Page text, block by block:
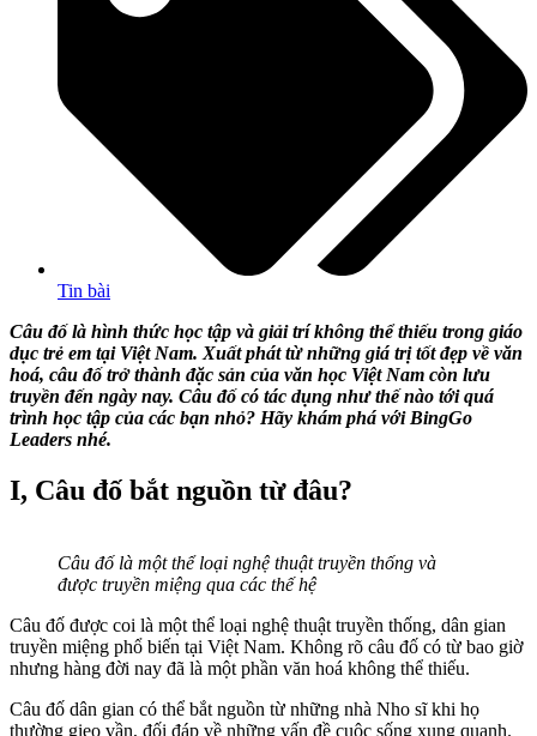
Tin bài
Câu đố là hình thức học tập và giải trí không thể thiếu trong giáo
dục trẻ em tại Việt Nam. Xuất phát từ những giá trị tốt đẹp về văn
hoá, câu đố trở thành đặc sản của văn học Việt Nam còn lưu
truyền đến ngày nay. Câu đố có tác dụng như thế nào tới quá
trình học tập của các bạn nhỏ? Hãy khám phá với BingGo
Leaders nhé.
I, Câu đố bắt nguồn từ đâu?
Câu đố là một thể loại nghệ thuật truyền thống và
được truyền miệng qua các thế hệ
Câu đố được coi là một thể loại nghệ thuật truyền thống, dân gian
truyền miệng phổ biến tại Việt Nam. Không rõ câu đố có từ bao giờ
nhưng hàng đời nay đã là một phần văn hoá không thể thiếu.
Câu đố dân gian có thể bắt nguồn từ những nhà Nho sĩ khi họ
thường gieo vần, đối đáp về những vấn đề cuộc sống xung quanh.